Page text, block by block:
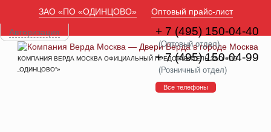
ЗАО «ПО «ОДИНЦОВО» Оптовый прайс-лист
Авторизация
КОМПАНИЯ ВЕРДА МОСКВА ОФИЦИАЛЬНЫЙ ПРЕДСТАВИТЕЛЬ ЗАО «ПО
„ОДИНЦОВО“»
+ 7 (495) 150-04-40
(Оптовый отдел)
+ 7 (495) 150-04-99
(Розничный отдел)
Все телефоны